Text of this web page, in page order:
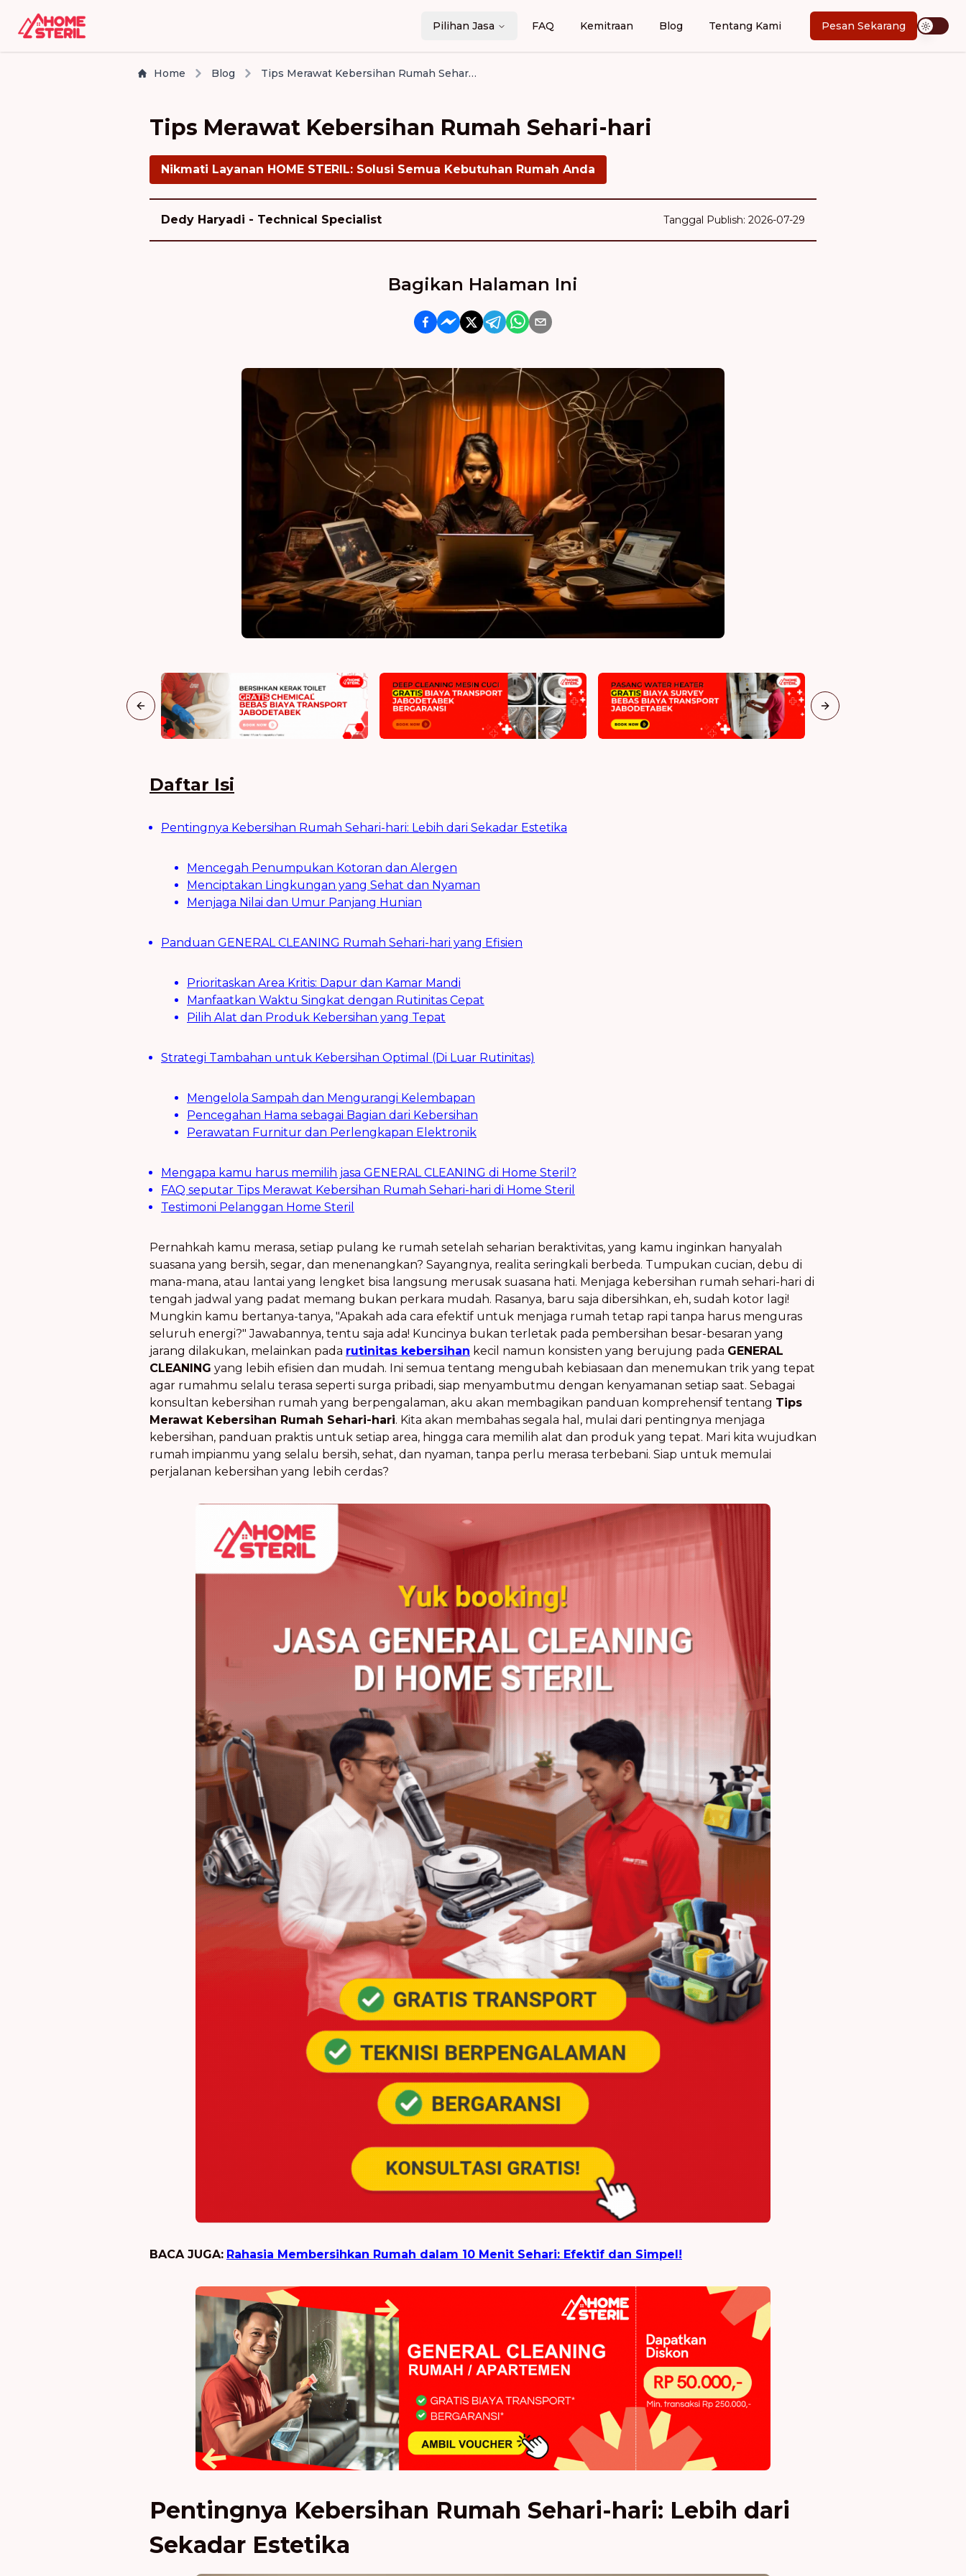
Pilihan Jasa FAQ Kemitraan Blog Tentang Kami Pesan Sekarang
Home Blog Tips Merawat Kebersihan Rumah Sehari-hari
Tips Merawat Kebersihan Rumah Sehari-hari
Nikmati Layanan HOME STERIL: Solusi Semua Kebutuhan Rumah Anda
Dedy Haryadi - Technical Specialist Tanggal Publish: 2026-07-29
Bagikan Halaman Ini
Previous slide Next slide
Daftar Isi
Pentingnya Kebersihan Rumah Sehari-hari: Lebih dari Sekadar Estetika
Mencegah Penumpukan Kotoran dan Alergen
Menciptakan Lingkungan yang Sehat dan Nyaman
Menjaga Nilai dan Umur Panjang Hunian
Panduan GENERAL CLEANING Rumah Sehari-hari yang Efisien
Prioritaskan Area Kritis: Dapur dan Kamar Mandi
Manfaatkan Waktu Singkat dengan Rutinitas Cepat
Pilih Alat dan Produk Kebersihan yang Tepat
Strategi Tambahan untuk Kebersihan Optimal (Di Luar Rutinitas)
Mengelola Sampah dan Mengurangi Kelembapan
Pencegahan Hama sebagai Bagian dari Kebersihan
Perawatan Furnitur dan Perlengkapan Elektronik
Mengapa kamu harus memilih jasa GENERAL CLEANING di Home Steril?
FAQ seputar Tips Merawat Kebersihan Rumah Sehari-hari di Home Steril
Testimoni Pelanggan Home Steril
Pernahkah kamu merasa, setiap pulang ke rumah setelah seharian beraktivitas, yang kamu inginkan hanyalah
suasana yang bersih, segar, dan menenangkan? Sayangnya, realita seringkali berbeda. Tumpukan cucian, debu di
mana-mana, atau lantai yang lengket bisa langsung merusak suasana hati. Menjaga kebersihan rumah sehari-hari di
tengah jadwal yang padat memang bukan perkara mudah. Rasanya, baru saja dibersihkan, eh, sudah kotor lagi!
Mungkin kamu bertanya-tanya, "Apakah ada cara efektif untuk menjaga rumah tetap rapi tanpa harus menguras
seluruh energi?" Jawabannya, tentu saja ada! Kuncinya bukan terletak pada pembersihan besar-besaran yang
jarang dilakukan, melainkan pada rutinitas kebersihan kecil namun konsisten yang berujung pada GENERAL
CLEANING yang lebih efisien dan mudah. Ini semua tentang mengubah kebiasaan dan menemukan trik yang tepat
agar rumahmu selalu terasa seperti surga pribadi, siap menyambutmu dengan kenyamanan setiap saat. Sebagai
konsultan kebersihan rumah yang berpengalaman, aku akan membagikan panduan komprehensif tentang Tips
Merawat Kebersihan Rumah Sehari-hari. Kita akan membahas segala hal, mulai dari pentingnya menjaga
kebersihan, panduan praktis untuk setiap area, hingga cara memilih alat dan produk yang tepat. Mari kita wujudkan
rumah impianmu yang selalu bersih, sehat, dan nyaman, tanpa perlu merasa terbebani. Siap untuk memulai
perjalanan kebersihan yang lebih cerdas?
BACA JUGA: Rahasia Membersihkan Rumah dalam 10 Menit Sehari: Efektif dan Simpel!
Pentingnya Kebersihan Rumah Sehari-hari: Lebih dari
Sekadar Estetika